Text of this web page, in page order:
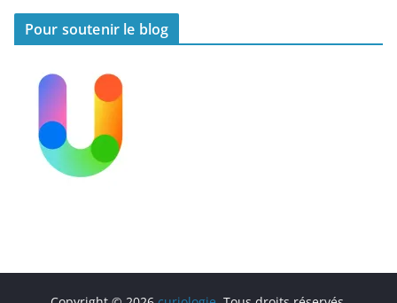
Pour soutenir le blog